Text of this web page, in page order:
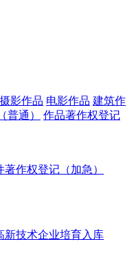
摄影作品 电影作品 建筑作
普通）
作品著作权登记
著作权登记（加急）
新技术企业培育入库